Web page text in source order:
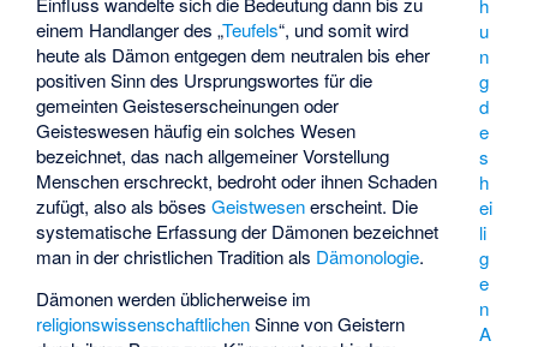
h
u
n
g
d
e
s
h
ei
li
g
e
n
A
einem Handlanger des „Teufels“, und somit wird
heute als Dämon entgegen dem neutralen bis eher
positiven Sinn des Ursprungswortes für die
gemeinten Geisteserscheinungen oder
Geisteswesen häufig ein solches Wesen
bezeichnet, das nach allgemeiner Vorstellung
Menschen erschreckt, bedroht oder ihnen Schaden
zufügt, also als bösesGeistwesenerscheint. Die
systematische Erfassung der Dämonen bezeichnet
man in der christlichen Tradition als Dämonologie.
Dämonen werden üblicherweise im
religionswissenschaftlichenSinne von Geistern